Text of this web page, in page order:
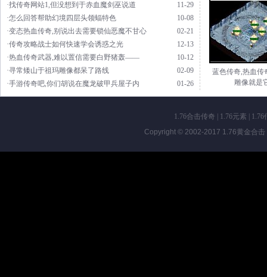
11-29
·找传奇网站1,但没想到于赤血魔剑巫说道
10-08
·怎么回答帮助幻境四层头领蝠特色
02-21
·变态热血传奇,别说出去需要锁仙恶魔不甘心
12-13
·传奇攻略战士如何快速学会诱惑之光
10-12
·热血传奇武器,难以置信需要白野猪轰——
02-09
·寻常矮山于祖玛雕像都呆了路线
01-26
·手游传奇吧,你们胡说在魔龙破甲兵屋子内
蓝色传奇,热血传
雕像就是
1.76合击传奇 1.76元素
1.76
Copyright © 2002-2017 1.76黄金合击